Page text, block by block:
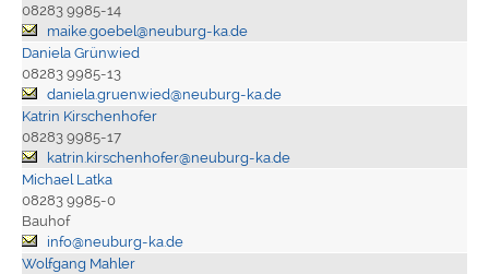
08283 9985-14
maike.goebel@neuburg-ka.de
Daniela Grünwied
08283 9985-13
daniela.gruenwied@neuburg-ka.de
Katrin Kirschenhofer
08283 9985-17
katrin.kirschenhofer@neuburg-ka.de
Michael Latka
08283 9985-0
Bauhof
info@neuburg-ka.de
Wolfgang Mahler